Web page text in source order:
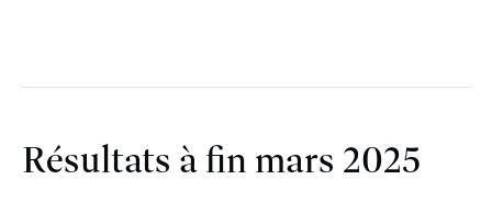
Résultats à fin mars 2025